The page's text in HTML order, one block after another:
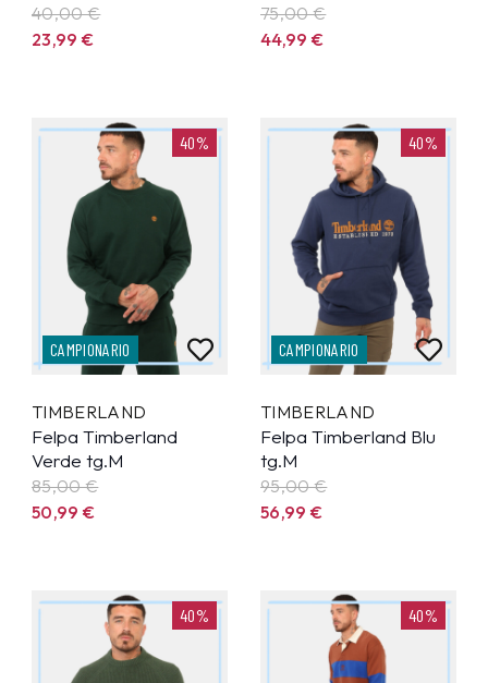
40,00 €
23,99€
75,00 €
44,99€
40%
CAMPIONARIO
TIMBERLAND
Felpa Timberland
Verde tg.M
85,00 €
50,99€
40%
CAMPIONARIO
TIMBERLAND
Felpa Timberland Blu
tg.M
95,00 €
56,99€
40% 40%